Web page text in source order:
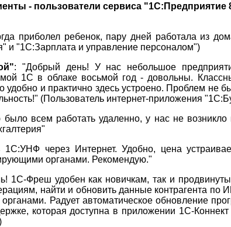
- пользователи сервиса "1С:Предприятие
приболел ребенок, пару дней работала из
и "1С:Зарплата и управление персоналом")
: "Добрый день! У нас небольшое
1С в облаке восьмой год - довольны.
удобно и практично здесь устроено. Проблем
(Пользователь интернет-приложения
было всем работать удаленно, у нас не
1С:УНФ через Интернет. Удобно, цена
органами. Рекомендую."
1С-Фреш удобен как новичкам, так и
найти и обновить данные контрагента по
Радует автоматическое обновление
которая доступна в приложении 1С-